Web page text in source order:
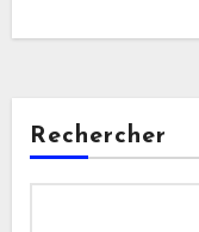
Rechercher